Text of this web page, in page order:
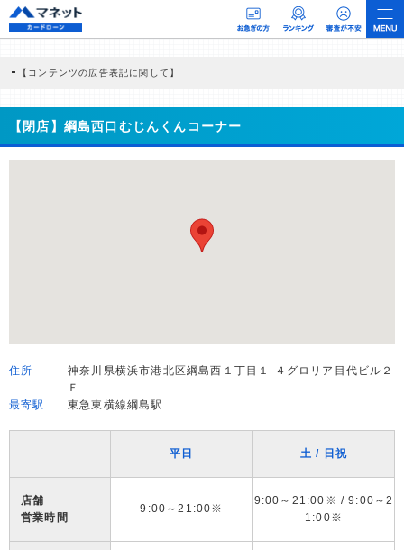
【コンテンツの広告表記に関して】
商品を根拠なくPRするものではなく、当編集部の調査／ユーザーへの口コミ収集な
どに基づき、公平性を担保した情報提供を行っています。
>提携企業一覧
【閉店】綱島西口むじんくんコーナー
住所
神奈川県横浜市港北区綱島西１丁目１-４グロリア目代ビル２
Ｆ
最寄駅
東急東横線綱島駅
平日 土 / 日祝
店舗
営業時間
9:00～21:00※
9:00～21:00※ / 9:00～2
1:00※